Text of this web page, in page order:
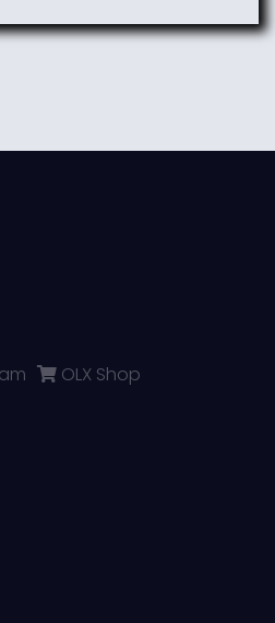
OLX Shop